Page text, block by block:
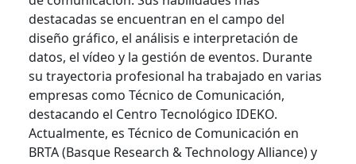
destacadas se encuentran en el campo del
diseño gráfico, el análisis e interpretación de
datos, el vídeo y la gestión de eventos. Durante
su trayectoria profesional ha trabajado en varias
empresas como Técnico de Comunicación,
destacando el Centro Tecnológico IDEKO.
Actualmente, es Técnico de Comunicación en
BRTA (Basque Research & Technology Alliance) y